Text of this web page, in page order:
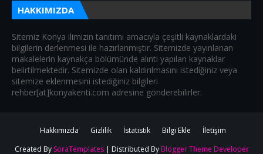
HAKKIMIZDA
Sitemiz Konya ilimizin tanıtımı amacıyla çeşitli kaynaklardaki
bilgilerin derlenmesi ile hazırlanmıştır. Sitemizde yayınlanan
makalelerin kaynakça bölümünde alıntı yapılan kaynaklar
belirtilmektedir. Sitemizde olan kaldırılmasını istediğiniz veya
sitemize eklenmesini istediğiniz bilgileri
rehber[at]konyakenti.com adresine gönderebilirler.
Hakkımızda Gizlilik İstatistik Bilgi Ekle
İletişim
Created By SoraTemplates| Distributed By Blogger Theme Developer